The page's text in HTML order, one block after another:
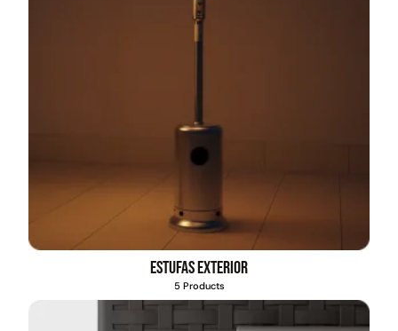
Estufas exterior
5 Products
Pasto sintético ornamental
Importado USA: Paradise
ajustable Capacidad 1tn Lev.